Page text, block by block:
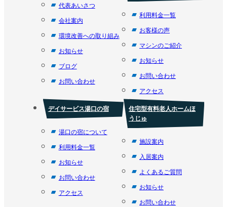
代表あいさつ
会社案内
環境改善への取り組み
お知らせ
ブログ
お問い合わせ
利用料金一覧
お客様の声
マシンのご紹介
お知らせ
お問い合わせ
アクセス
デイサービス湯口の宿
湯口の宿について
利用料金一覧
お知らせ
お問い合わせ
アクセス
住宅型有料老人ホームほ
うじゅ
施設案内
入居案内
よくあるご質問
お知らせ
お問い合わせ